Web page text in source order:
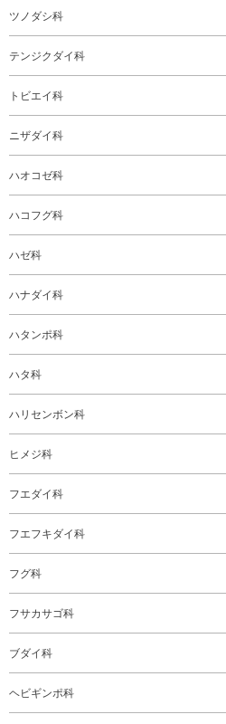
ツノダシ科
テンジクダイ科
トビエイ科
ニザダイ科
ハオコゼ科
ハコフグ科
ハゼ科
ハナダイ科
ハタンポ科
ハタ科
ハリセンボン科
ヒメジ科
フエダイ科
フエフキダイ科
フグ科
フサカサゴ科
ブダイ科
ヘビギンポ科